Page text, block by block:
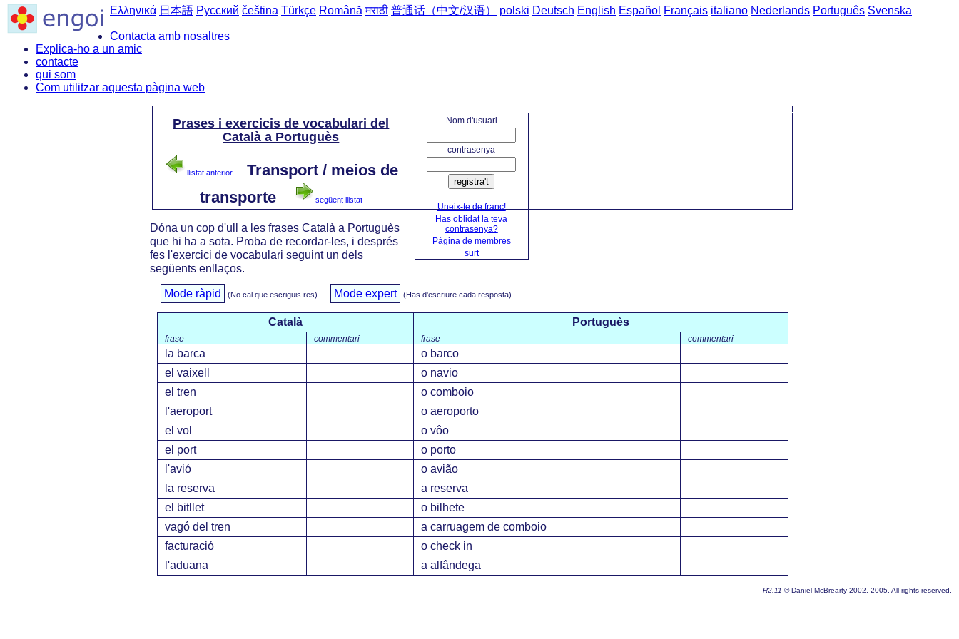
Ελληνικά 日本語 Русский čeština Türkçe Română मराठी 普通话（中文/汉语） polski Deutsch English Español Français italiano Nederlands Português Svenska
Contacta amb nosaltres
Explica-ho a un amic
contacte
qui som
Com utilitzar aquesta pàgina web
Transport / meios de transporte
Nom d'usuari
contrasenya
registra't
Uneix-te de franc!
Has oblidat la teva
contrasenya?
Pàgina de membres
surt
Prases i exercicis de vocabulari del
Català a Portuguès
llistat anterior
Transport / meios de
transporte
següent llistat
Dóna un cop d'ull a les frases Català a Portuguès
que hi ha a sota. Proba de recordar-les, i després
fes l'exercici de vocabulari seguint un dels
següents enllaços.
Mode ràpid (No cal que escriguis res) Mode expert (Has d'escriure cada resposta)
Català Portuguès
frase commentari frase commentari
la barca
o barco
el vaixell
o navio
el tren
o comboio
l'aeroport
o aeroporto
el vol
o vôo
el port
o porto
l'avió
o avião
la reserva
a reserva
el bitllet
o bilhete
vagó del tren
a carruagem de comboio
facturació
o check in
l'aduana
a alfândega
R2.11 © Daniel McBrearty 2002, 2005. All rights reserved.